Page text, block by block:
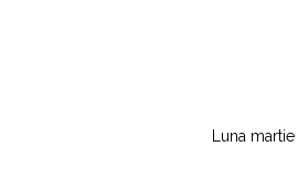
Luna